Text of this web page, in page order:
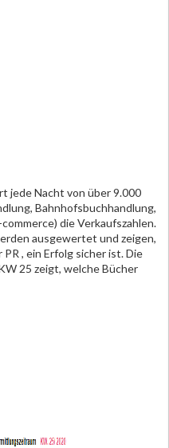
jede Nacht von über 9.000
Bahnhofsbuchhandlung,
die Verkaufszahlen.
ausgewertet und zeigen,
, ein Erfolg sicher ist. Die
25 zeigt, welche Bücher